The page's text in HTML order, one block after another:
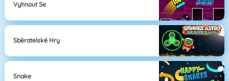
Vyhnout Se
Sběratelské Hry
Snake